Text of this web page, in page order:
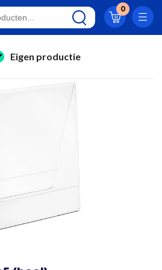
0
displays
Klantwaardering 8.9
A-kwaliteit displays
Eigen productie
24/7 bereikbaar